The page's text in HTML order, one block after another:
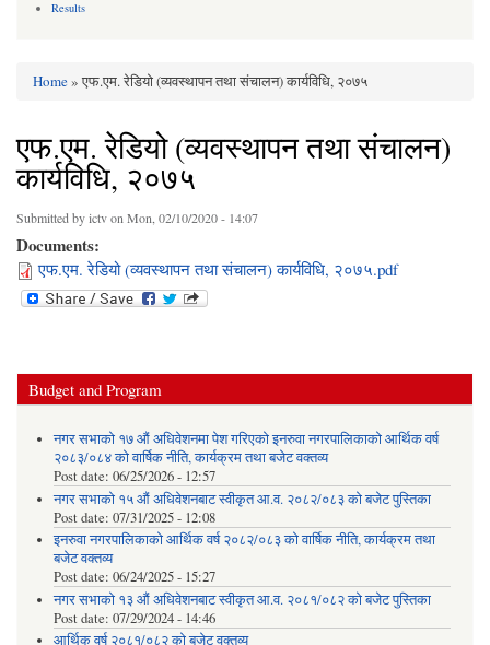
Results
You are here
Home» एफ.एम. रेडियो (व्यवस्थापन तथा संचालन) कार्यविधि, २०७५
एफ.एम. रेडियो (व्यवस्थापन तथा संचालन)
कार्यविधि, २०७५
Submitted byictvon Mon, 02/10/2020 - 14:07
Documents:
एफ.एम. रेडियो (व्यवस्थापन तथा संचालन) कार्यविधि, २०७५.pdf
Budget and Program
नगर सभाको १७ औं अधिवेशनमा पेश गरिएको इनरुवा नगरपालिकाको आर्थिक वर्ष
२०८३/०८४ को वार्षिक नीति, कार्यक्रम तथा बजेट वक्तव्य
Post date: 06/25/2026 - 12:57
नगर सभाको १५ औं अधिवेशनबाट स्वीकृत आ.व. २०८२/०८३ को बजेट पुस्तिका
Post date: 07/31/2025 - 12:08
इनरुवा नगरपालिकाको आर्थिक वर्ष २०८२/०८३ को वार्षिक नीति, कार्यक्रम तथा
बजेट वक्तव्य
Post date: 06/24/2025 - 15:27
नगर सभाको १३ औं अधिवेशनबाट स्वीकृत आ.व. २०८१/०८२ को बजेट पुस्तिका
Post date: 07/29/2024 - 14:46
आर्थिक वर्ष २०८१/०८२ को बजेट वक्तव्य